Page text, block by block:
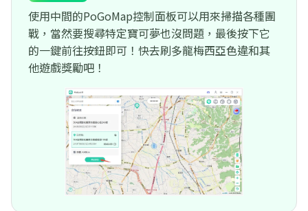
使用中間的PoGoMap控制面板可以用來掃描各種團
戰，當然要搜尋特定寶可夢也沒問題，最後按下它
的一鍵前往按鈕即可！快去刷多龍梅西亞色違和其
他遊戲獎勵吧！